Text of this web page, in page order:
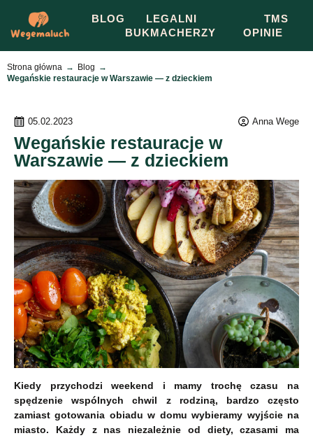
BLOG
LEGALNI
BUKMACHERZY
TMS
OPINIE
Strona główna
Blog
Wegańskie restauracje w Warszawie — z dzieckiem
05.02.2023 Anna Wege
Wegańskie restauracje w
Warszawie — z dzieckiem
Kiedy przychodzi weekend i mamy trochę czasu na
spędzenie wspólnych chwil z rodziną, bardzo często
zamiast gotowania obiadu w domu wybieramy wyjście na
miasto. Każdy z nas niezależnie od diety, czasami ma